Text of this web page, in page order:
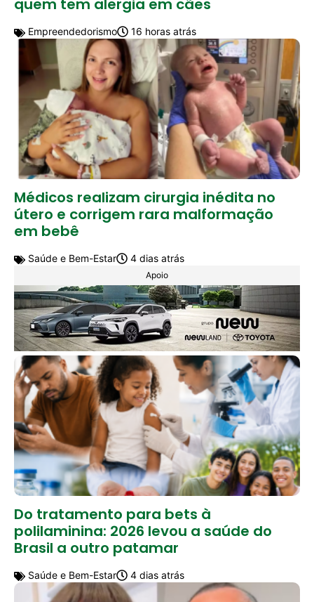
quem tem alergia em cães
Empreendedorismo 16 horas atrás
Médicos realizam cirurgia inédita no
útero e corrigem rara malformação
em bebê
Saúde e Bem-Estar 4 dias atrás
Apoio
Do tratamento para bets à
polilaminina: 2026 levou a saúde do
Brasil a outro patamar
Saúde e Bem-Estar 4 dias atrás